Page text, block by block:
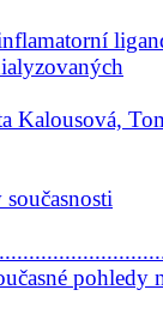
Kalousová,
pohledy